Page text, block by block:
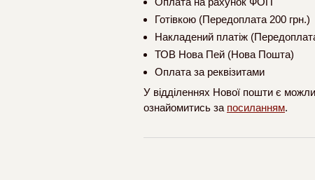
Готівкою (Передоплата 200 грн.)
Накладений платіж
ТОВ Нова Пей (Нова Пошта)
Оплата за реквізитами
У відділеннях Нової пошти є
ознайомитись за посиланням.